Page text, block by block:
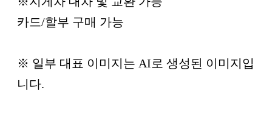
카드/할부 구매 가능
※ 일부 대표 이미지는 AI로 생성된 이미지입
니다.